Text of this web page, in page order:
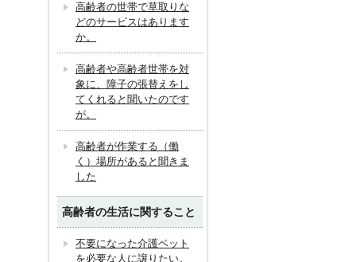
高齢者の世帯で草取りな
どのサービスはあります
か。
高齢者や高齢者世帯を対
象に、障子の張替えをし
てくれると聞いたのです
が。
高齢者が作業する（働
く）場所があると聞きま
した
高齢者の生活に関すること
不要になった介護ベット
を必要な人に譲りたい。